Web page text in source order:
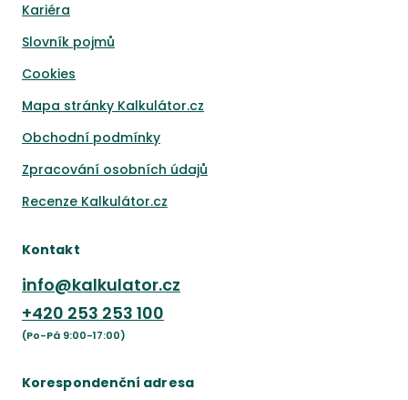
Kariéra
Slovník pojmů
Cookies
Mapa stránky Kalkulátor.cz
Obchodní podmínky
Zpracování osobních údajů
Recenze Kalkulátor.cz
Kontakt
info@kalkulator.cz
+420 253 253 100
(Po-Pá 9:00-17:00)
Korespondenční adresa